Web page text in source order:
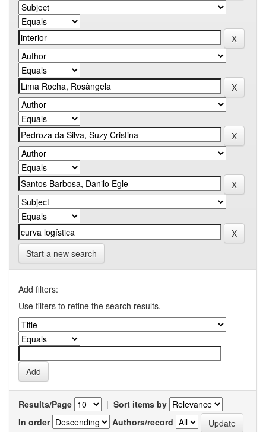
Start a new search
Add filters:
Use filters to refine the search results.
Results/Page | Sort items by
In order
Authors/record